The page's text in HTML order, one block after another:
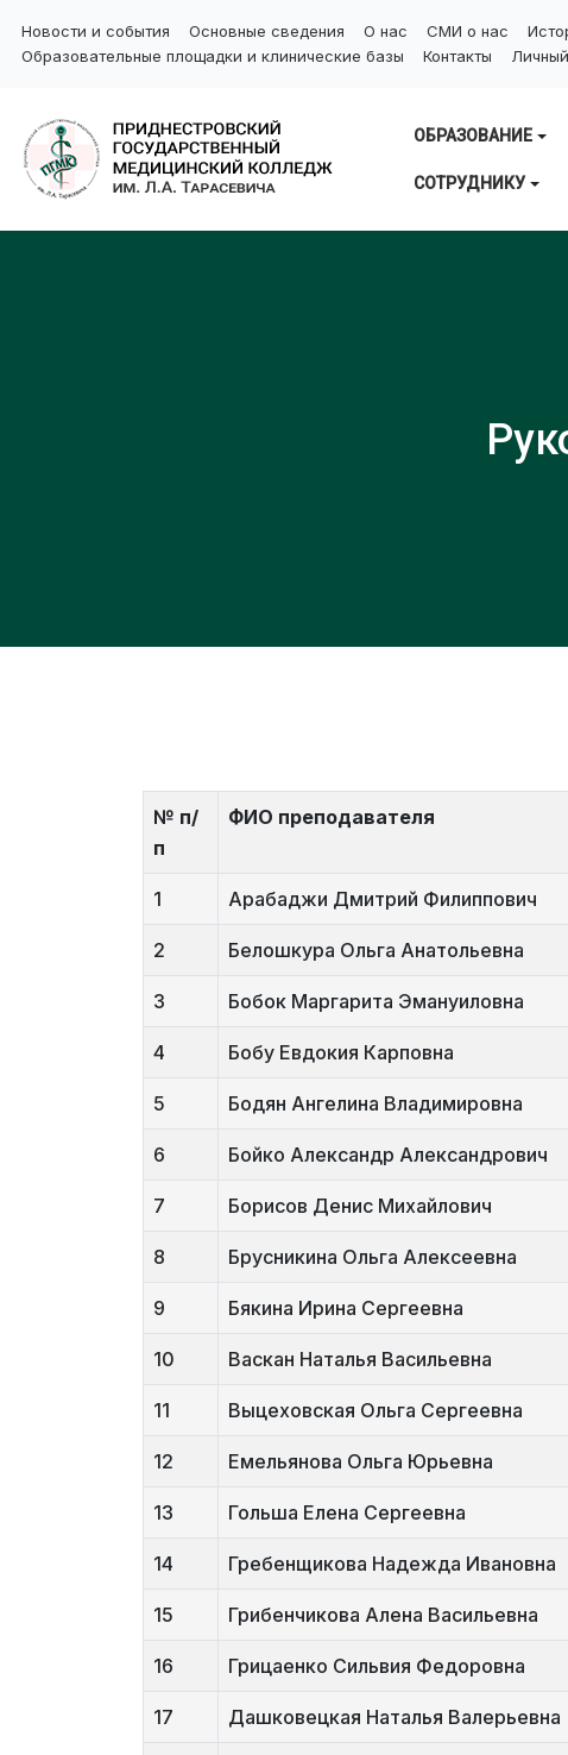
Новости и события Основные сведения О нас СМИ о нас
Образовательные площадки и клинические базы
Контакты
ОБРАЗОВАНИЕ
СОТРУДНИКУ
№ п/
п
ФИО преподавателя
1 Арабаджи Дмитрий Филиппович
2 Белошкура Ольга Анатольевна
3 Бобок Маргарита Эмануиловна
4 Бобу Евдокия Карповна
5 Бодян Ангелина Владимировна
6 Бойко Александр Александрович
7 Борисов Денис Михайлович
8 Брусникина Ольга Алексеевна
9 Бякина Ирина Сергеевна
10 Васкан Наталья Васильевна
11 Выцеховская Ольга Сергеевна
12 Емельянова Ольга Юрьевна
13 Гольша Елена Сергеевна
14 Гребенщикова Надежда Ивановна
15 Грибенчикова Алена Васильевна
16 Грицаенко Сильвия Федоровна
17 Дашковецкая Наталья Валерьевна